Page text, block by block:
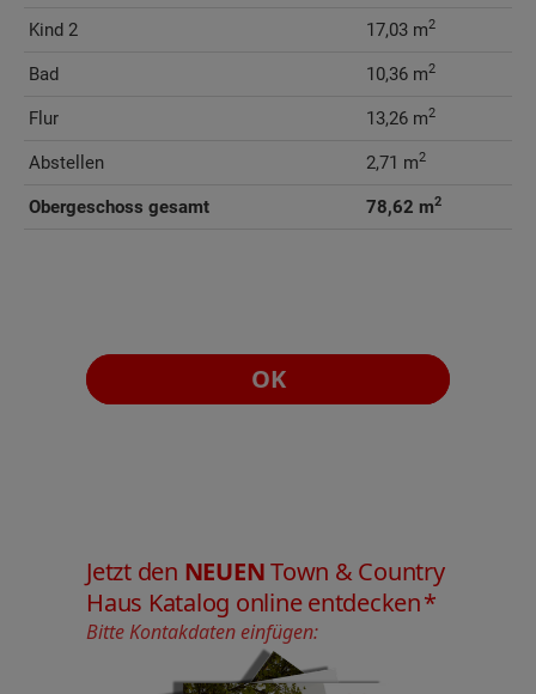
Kind 2 17,03 m2
Bad 10,36 m2
Flur 13,26 m2
Abstellen 2,71 m2
Obergeschoss gesamt 78,62 m2